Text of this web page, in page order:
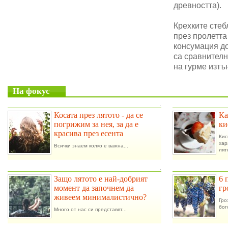
древността).
Крехките
през
консумация
са
на гурме
На фокус
Косата през лятото - да се
погрижим за нея, за да е
красива през есента
Всички знаем колко е важна...
Защо лятото е най-добрият
момент да започнем да
живеем минималистично?
Много от нас си представят...
6